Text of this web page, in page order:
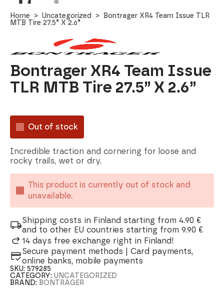
Home Uncategorized
Bontrager XR4 Team Issue TLR
MTB Tire 27.5” X 2.6”
Bontrager XR4 Team Issue
TLR MTB Tire 27.5” X 2.6”
Out of stock
Incredible traction and cornering for loose and
rocky trails, wet or dry.
This product is currently out of stock and
unavailable.
Shipping costs in Finland starting from 4.90 €
and to other EU countries starting from 9.90 €
14 days free exchange right in Finland!
Secure payment methods | Card payments,
online banks, mobile payments
SKU: 579285
CATEGORY:UNCATEGORIZED
BRAND:BONTRAGER